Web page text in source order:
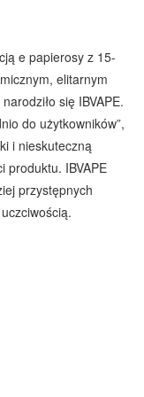
e papierosy z 15-
elitarnym
się IBVAPE.
do użytkowników”,
i nieskuteczną
produktu. IBVAPE
przystępnych